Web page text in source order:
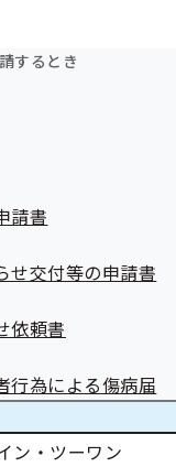
するとき
請書
せ交付等の申請書
依頼書
行為による傷病届
によろしく」× 上手
によろしく」× リフ
発医薬品）実績リスト
の場合があります！
て
変換について
との連携協定
社
ン・ツーワン